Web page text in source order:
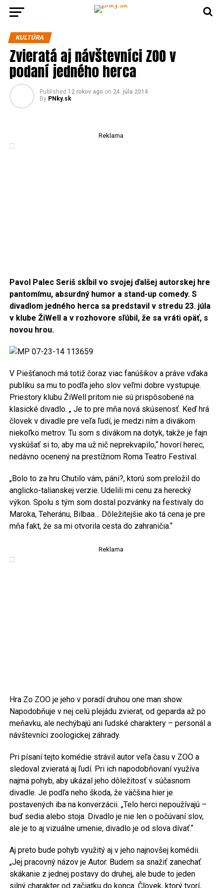
KULTÚRA
Zvieratá aj návštevníci ZOO v
podaní jedného herca
Published 12 rokov ago on 24. júla 2014
By PNky.sk
Reklama
Pavol Palec Seriš skĺbil vo svojej ďalšej autorskej hre
pantomímu, absurdný humor a stand-up comedy. S
divadlom jedného herca sa predstavil v stredu 23. júla
v klube ŽiWell a v rozhovore sľúbil, že sa vráti opäť, s
novou hrou.
V Piešťanoch má totiž čoraz viac fanúšikov a práve vďaka
publiku sa mu to podľa jeho slov veľmi dobre vystupuje.
Priestory klubu ŽiWell pritom nie sú prispôsobené na
klasické divadlo. „ Je to pre mňa nová skúsenosť. Keď hrá
človek v divadle pre veľa ľudí, je medzi ním a divákom
niekoľko metrov. Tu som s divákom na dotyk, takže je fajn
vyskúšať si to, aby ma už nič neprekvapilo,“ hovorí herec,
nedávno ocenený na prestížnom Roma Teatro Festival.
„Bolo to za hru Chutilo vám, páni?, ktorú som preložil do
anglicko-talianskej verzie. Udelili mi cenu za herecký
výkon. Spolu s tým som dostal pozvánky na festivaly do
Maroka, Teheránu, Bilbaa… Dôležitejšie ako tá cena je pre
mňa fakt, že sa mi otvorila cesta do zahraničia.“
Reklama
Hra Zo ZOO je jeho v poradí druhou one man show.
Napodobňuje v nej celú plejádu zvierat, od geparda až po
meňavku, ale nechýbajú ani ľudské charaktery – personál a
návštevníci zoologickej záhrady.
Pri písaní tejto komédie strávil autor veľa času v ZOO a
sledoval zvieratá aj ľudí. Pri ich napodobňovaní využíva
najmä pohyb, aby ukázal jeho dôležitosť v súčasnom
divadle. Je podľa neho škoda, že väčšina hier je
postavených iba na konverzácii. „Telo herci nepoužívajú –
buď sedia alebo stoja. Divadlo je nie len o počúvaní slov,
ale je to aj vizuálne umenie, divadlo je od slova dívať.“
Aj preto bude pohyb využitý aj v jeho najnovšej komédii.
„Jej pracovný názov je Autor. Budem sa snažiť zanechať
skákanie z jednej postavy do druhej, ale bude to jeden
silný charakter od začiatku do konca. Človek, ktorý tvorí,